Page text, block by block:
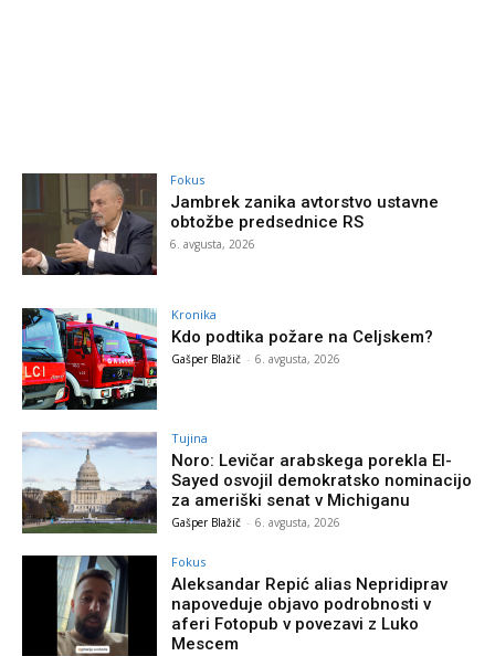
Fokus
Jambrek zanika avtorstvo ustavne
obtožbe predsednice RS
6. avgusta, 2026
Kronika
Kdo podtika požare na Celjskem?
Gašper Blažič - 6. avgusta, 2026
Tujina
Noro: Levičar arabskega porekla El-
Sayed osvojil demokratsko nominacijo
za ameriški senat v Michiganu
Gašper Blažič - 6. avgusta, 2026
Fokus
Aleksandar Repić alias Nepridiprav
napoveduje objavo podrobnosti v
aferi Fotopub v povezavi z Luko
Mescem